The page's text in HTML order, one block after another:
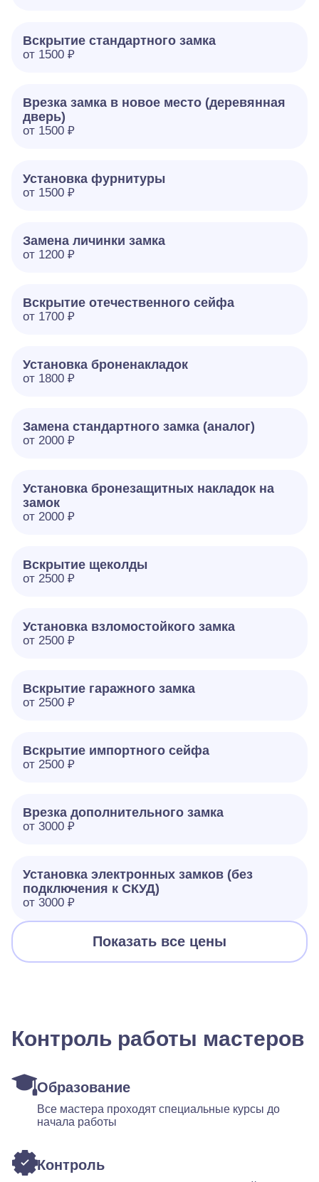
Вскрытие стандартного замка
от 1500 ₽
Врезка замка в новое место (деревянная
дверь)
от 1500 ₽
Установка фурнитуры
от 1500 ₽
Замена личинки замка
от 1200 ₽
Вскрытие отечественного сейфа
от 1700 ₽
Установка броненакладок
от 1800 ₽
Замена стандартного замка (аналог)
от 2000 ₽
Установка бронезащитных накладок на
замок
от 2000 ₽
Вскрытие щеколды
от 2500 ₽
Установка взломостойкого замка
от 2500 ₽
Вскрытие гаражного замка
от 2500 ₽
Вскрытие импортного сейфа
от 2500 ₽
Врезка дополнительного замка
от 3000 ₽
Установка электронных замков (без
подключения к СКУД)
от 3000 ₽
Показать все цены
Контроль работы мастеров
Образование
Все мастера проходят специальные курсы до
начала работы
Контроль